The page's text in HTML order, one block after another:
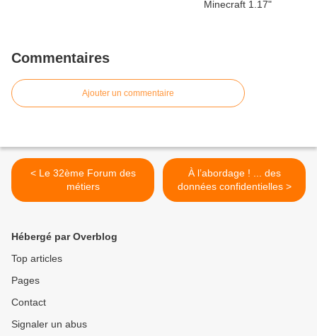
Commentaires
Ajouter un commentaire
< Le 32ème Forum des
métiers
À l’abordage ! ... des
données confidentielles >
Hébergé par Overblog
Top articles
Pages
Contact
Signaler un abus